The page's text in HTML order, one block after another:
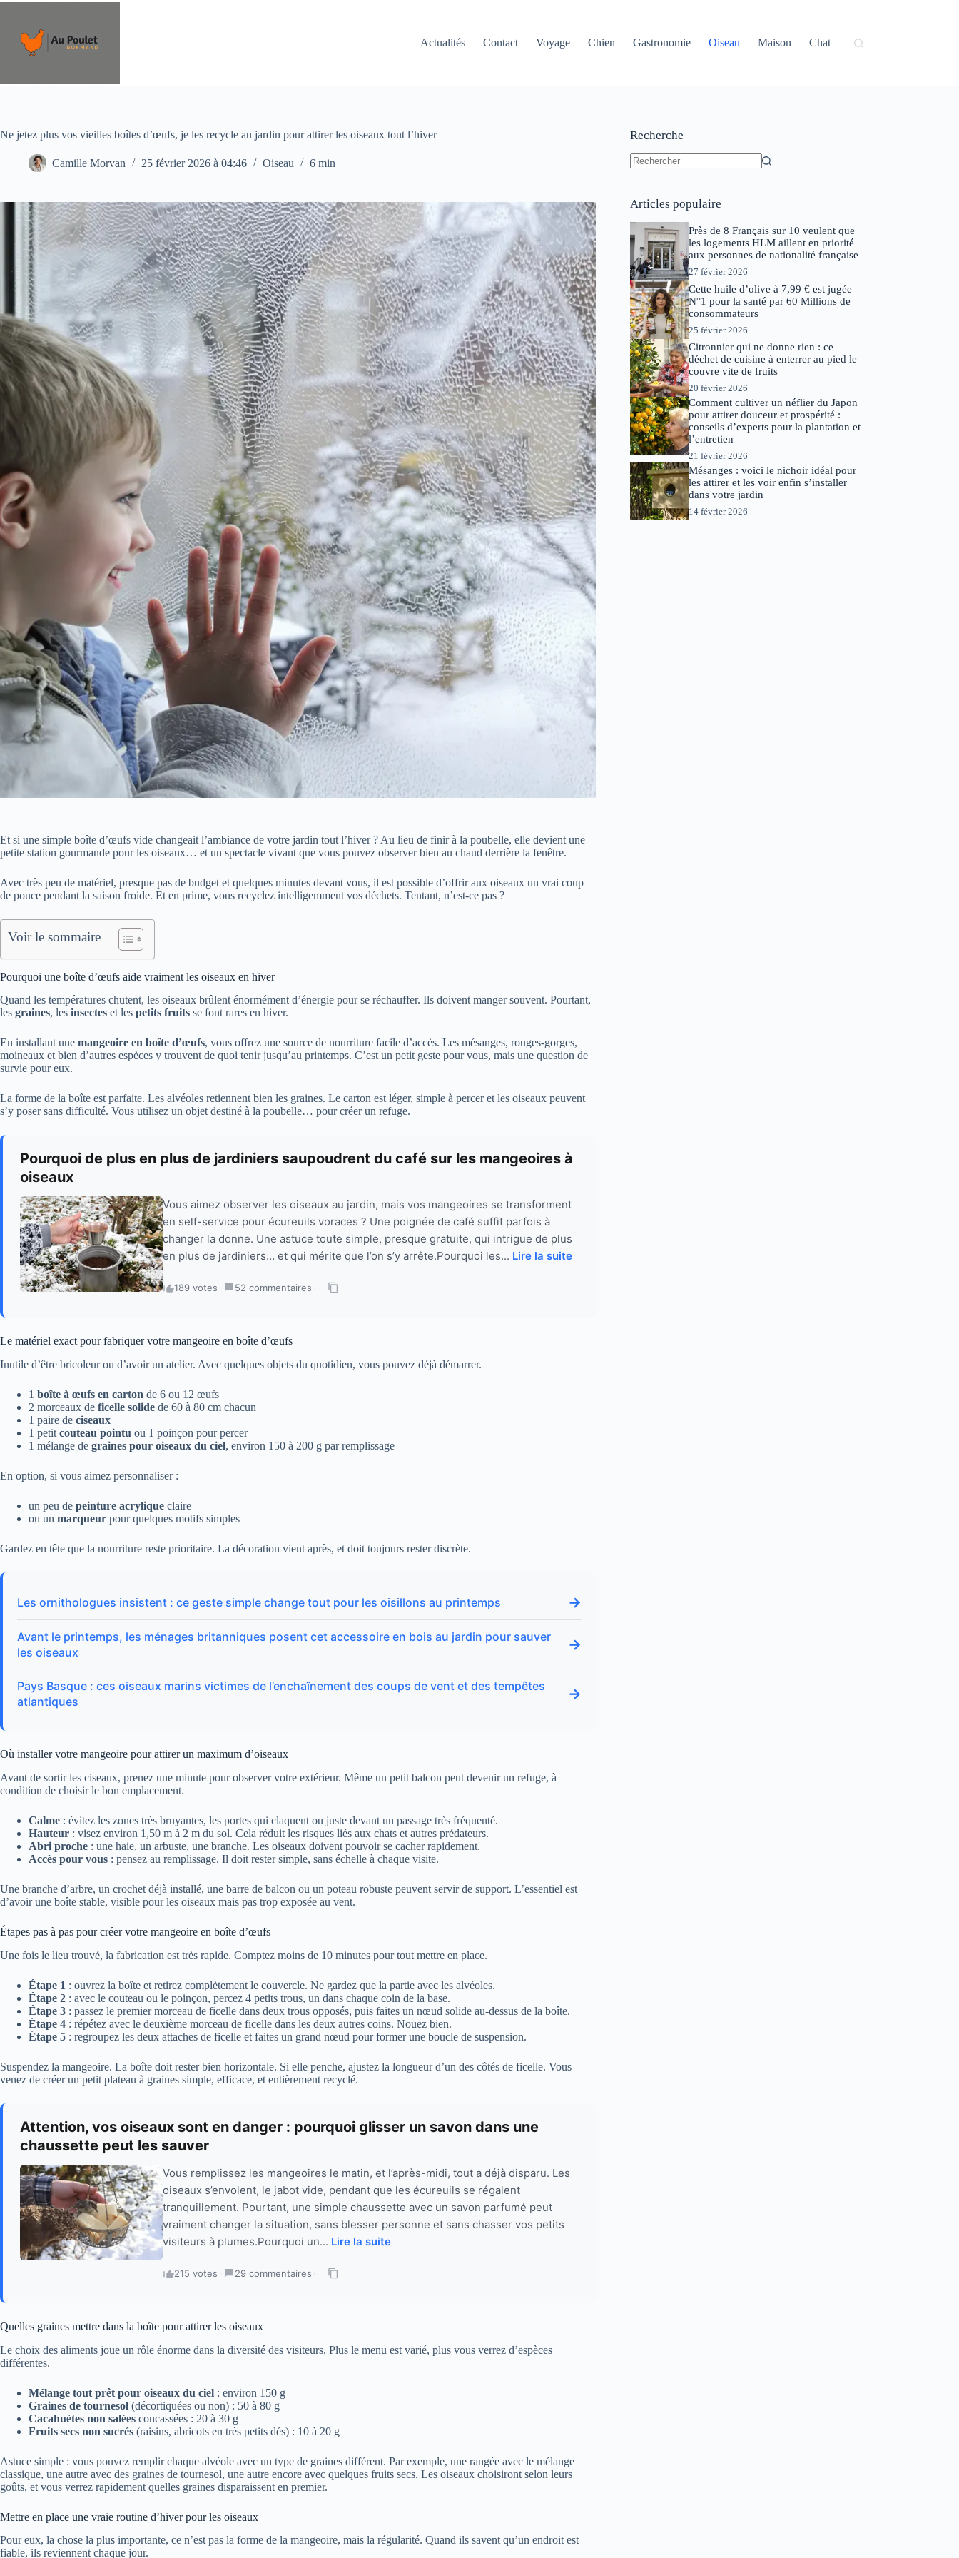
Passer
contenu
Actualités
Contact Voyage Chien Gastronomie Oiseau Maison Chat
Ne jetez plus vos vieilles boîtes d’œufs, je les recycle au jardin pour attirer les oiseaux tout l’hiver
Camille Morvan 25 février 2026 à 04:46 Oiseau 6 min
Et si une simple boîte d’œufs vide changeait l’ambiance de votre jardin tout l’hiver ? Au lieu de finir à la poubelle, elle devient une
petite station gourmande pour les oiseaux… et un spectacle vivant que vous pouvez observer bien au chaud derrière la fenêtre.
Avec très peu de matériel, presque pas de budget et quelques minutes devant vous, il est possible d’offrir aux oiseaux un vrai coup
de pouce pendant la saison froide. Et en prime, vous recyclez intelligemment vos déchets. Tentant, n’est-ce pas ?
Voir le sommaire
Pourquoi une boîte d’œufs aide vraiment les oiseaux en hiver
Quand les températures chutent, les oiseaux brûlent énormément d’énergie pour se réchauffer. Ils doivent manger souvent. Pourtant,
les graines, les insectes et les petits fruits se font rares en hiver.
En installant une mangeoire en boîte d’œufs, vous offrez une source de nourriture facile d’accès. Les mésanges, rouges-gorges,
moineaux et bien d’autres espèces y trouvent de quoi tenir jusqu’au printemps. C’est un petit geste pour vous, mais une question de
survie pour eux.
La forme de la boîte est parfaite. Les alvéoles retiennent bien les graines. Le carton est léger, simple à percer et les oiseaux peuvent
s’y poser sans difficulté. Vous utilisez un objet destiné à la poubelle… pour créer un refuge.
Pourquoi de plus en plus de jardiniers saupoudrent du café sur les mangeoires à
oiseaux
Vous aimez observer les oiseaux au jardin, mais vos mangeoires se transforment
en self-service pour écureuils voraces ? Une poignée de café suffit parfois à
changer la donne. Une astuce toute simple, presque gratuite, qui intrigue de plus
en plus de jardiniers… et qui mérite que l’on s’y arrête.Pourquoi les... Lire la suite
189 votes · 52 commentaires ·
Le matériel exact pour fabriquer votre mangeoire en boîte d’œufs
Inutile d’être bricoleur ou d’avoir un atelier. Avec quelques objets du quotidien, vous pouvez déjà démarrer.
1 boîte à œufs en carton de 6 ou 12 œufs
2 morceaux de ficelle solide de 60 à 80 cm chacun
1 paire de ciseaux
1 petit couteau pointu ou 1 poinçon pour percer
1 mélange de graines pour oiseaux du ciel, environ 150 à 200 g par remplissage
En option, si vous aimez personnaliser :
un peu de peinture acrylique claire
ou un marqueur pour quelques motifs simples
Gardez en tête que la nourriture reste prioritaire. La décoration vient après, et doit toujours rester discrète.
Les ornithologues insistent : ce geste simple change tout pour les oisillons au printemps →
Avant le printemps, les ménages britanniques posent cet accessoire en bois au jardin pour sauver
les oiseaux
→
Pays Basque : ces oiseaux marins victimes de l’enchaînement des coups de vent et des tempêtes
atlantiques
→
Où installer votre mangeoire pour attirer un maximum d’oiseaux
Avant de sortir les ciseaux, prenez une minute pour observer votre extérieur. Même un petit balcon peut devenir un refuge, à
condition de choisir le bon emplacement.
Calme : évitez les zones très bruyantes, les portes qui claquent ou juste devant un passage très fréquenté.
Hauteur : visez environ 1,50 m à 2 m du sol. Cela réduit les risques liés aux chats et autres prédateurs.
Abri proche : une haie, un arbuste, une branche. Les oiseaux doivent pouvoir se cacher rapidement.
Accès pour vous : pensez au remplissage. Il doit rester simple, sans échelle à chaque visite.
Une branche d’arbre, un crochet déjà installé, une barre de balcon ou un poteau robuste peuvent servir de support. L’essentiel est
d’avoir une boîte stable, visible pour les oiseaux mais pas trop exposée au vent.
Étapes pas à pas pour créer votre mangeoire en boîte d’œufs
Une fois le lieu trouvé, la fabrication est très rapide. Comptez moins de 10 minutes pour tout mettre en place.
Étape 1 : ouvrez la boîte et retirez complètement le couvercle. Ne gardez que la partie avec les alvéoles.
Étape 2 : avec le couteau ou le poinçon, percez 4 petits trous, un dans chaque coin de la base.
Étape 3 : passez le premier morceau de ficelle dans deux trous opposés, puis faites un nœud solide au-dessus de la boîte.
Étape 4 : répétez avec le deuxième morceau de ficelle dans les deux autres coins. Nouez bien.
Étape 5 : regroupez les deux attaches de ficelle et faites un grand nœud pour former une boucle de suspension.
Suspendez la mangeoire. La boîte doit rester bien horizontale. Si elle penche, ajustez la longueur d’un des côtés de ficelle. Vous
venez de créer un petit plateau à graines simple, efficace, et entièrement recyclé.
Attention, vos oiseaux sont en danger : pourquoi glisser un savon dans une
chaussette peut les sauver
Vous remplissez les mangeoires le matin, et l’après-midi, tout a déjà disparu. Les
oiseaux s’envolent, le jabot vide, pendant que les écureuils se régalent
tranquillement. Pourtant, une simple chaussette avec un savon parfumé peut
vraiment changer la situation, sans blesser personne et sans chasser vos petits
visiteurs à plumes.Pourquoi un... Lire la suite
215 votes · 29 commentaires ·
Quelles graines mettre dans la boîte pour attirer les oiseaux
Le choix des aliments joue un rôle énorme dans la diversité des visiteurs. Plus le menu est varié, plus vous verrez d’espèces
différentes.
Mélange tout prêt pour oiseaux du ciel : environ 150 g
Graines de tournesol (décortiquées ou non) : 50 à 80 g
Cacahuètes non salées concassées : 20 à 30 g
Fruits secs non sucrés (raisins, abricots en très petits dés) : 10 à 20 g
Astuce simple : vous pouvez remplir chaque alvéole avec un type de graines différent. Par exemple, une rangée avec le mélange
classique, une autre avec des graines de tournesol, une autre encore avec quelques fruits secs. Les oiseaux choisiront selon leurs
goûts, et vous verrez rapidement quelles graines disparaissent en premier.
Mettre en place une vraie routine d’hiver pour les oiseaux
Pour eux, la chose la plus importante, ce n’est pas la forme de la mangeoire, mais la régularité. Quand ils savent qu’un endroit est
fiable, ils reviennent chaque jour.
Recherche
Articles populaire
Près de 8 Français sur 10 veulent que
les logements HLM aillent en priorité
aux personnes de nationalité française
27 février 2026
Cette huile d’olive à 7,99 € est jugée
N°1 pour la santé par 60 Millions de
consommateurs
25 février 2026
Citronnier qui ne donne rien : ce
déchet de cuisine à enterrer au pied le
couvre vite de fruits
20 février 2026
Comment cultiver un néflier du Japon
pour attirer douceur et prospérité :
conseils d’experts pour la plantation et
l’entretien
21 février 2026
Mésanges : voici le nichoir idéal pour
les attirer et les voir enfin s’installer
dans votre jardin
14 février 2026